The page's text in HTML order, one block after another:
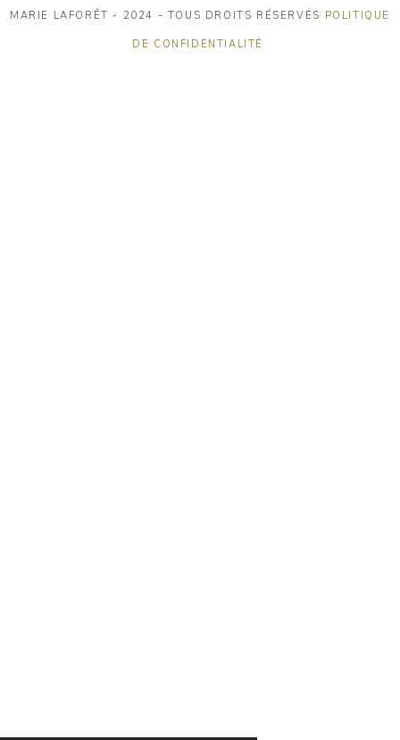
MARIE LAFORÊT - 2024 - TOUS DROITS RÉSERVÉS POLITIQUE
DE CONFIDENTIALITÉ